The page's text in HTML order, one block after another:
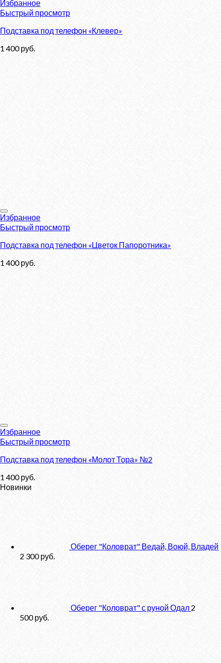
Избранное
Быстрый просмотр
Подставка под телефон «Клевер»
1 400руб.
Избранное
Быстрый просмотр
Подставка под телефон «Цветок Папоротника»
1 400руб.
Избранное
Быстрый просмотр
Подставка под телефон «Молот Тора» №2
1 400руб.
Новинки
Оберег "Коловрат" Ведай, Воюй, Владей
2 300руб.
Оберег "Коловрат" с руной Одал 2
500руб.